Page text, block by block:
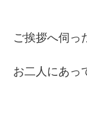
ご挨拶へ伺っ
お二人にあっ